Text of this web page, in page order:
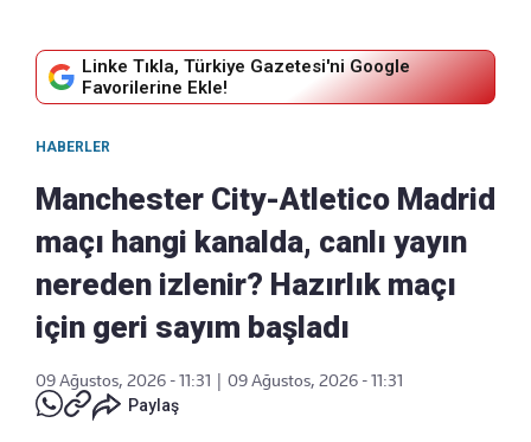
Linke Tıkla, Türkiye Gazetesi'ni Google
Favorilerine Ekle!
HABERLER
Manchester City-Atletico Madrid
maçı hangi kanalda, canlı yayın
nereden izlenir? Hazırlık maçı
için geri sayım başladı
09 Ağustos, 2026 - 11:31
09 Ağustos, 2026 - 11:31
Paylaş